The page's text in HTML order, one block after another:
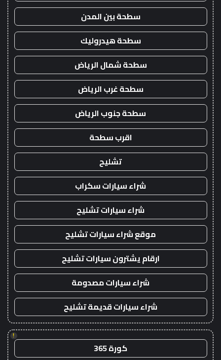
سطحة بين المدن
سطحة هيدروليك
سطحة شمال الرياض
سطحة غرب الرياض
سطحة جنوب الرياض
اقرب سطحة
تشليح
شراء سيارات سكراب
شراء سيارات تشليح
موقع شراء سيارات تشليح
ارقام يشترون سيارات تشليح
شراء سيارات مصدومة
شراء سيارات قديمة تشليح
!
كورة 365